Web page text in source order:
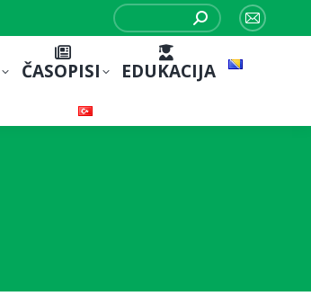
Search:
Mail
ČASOPISI EDUKACIJA